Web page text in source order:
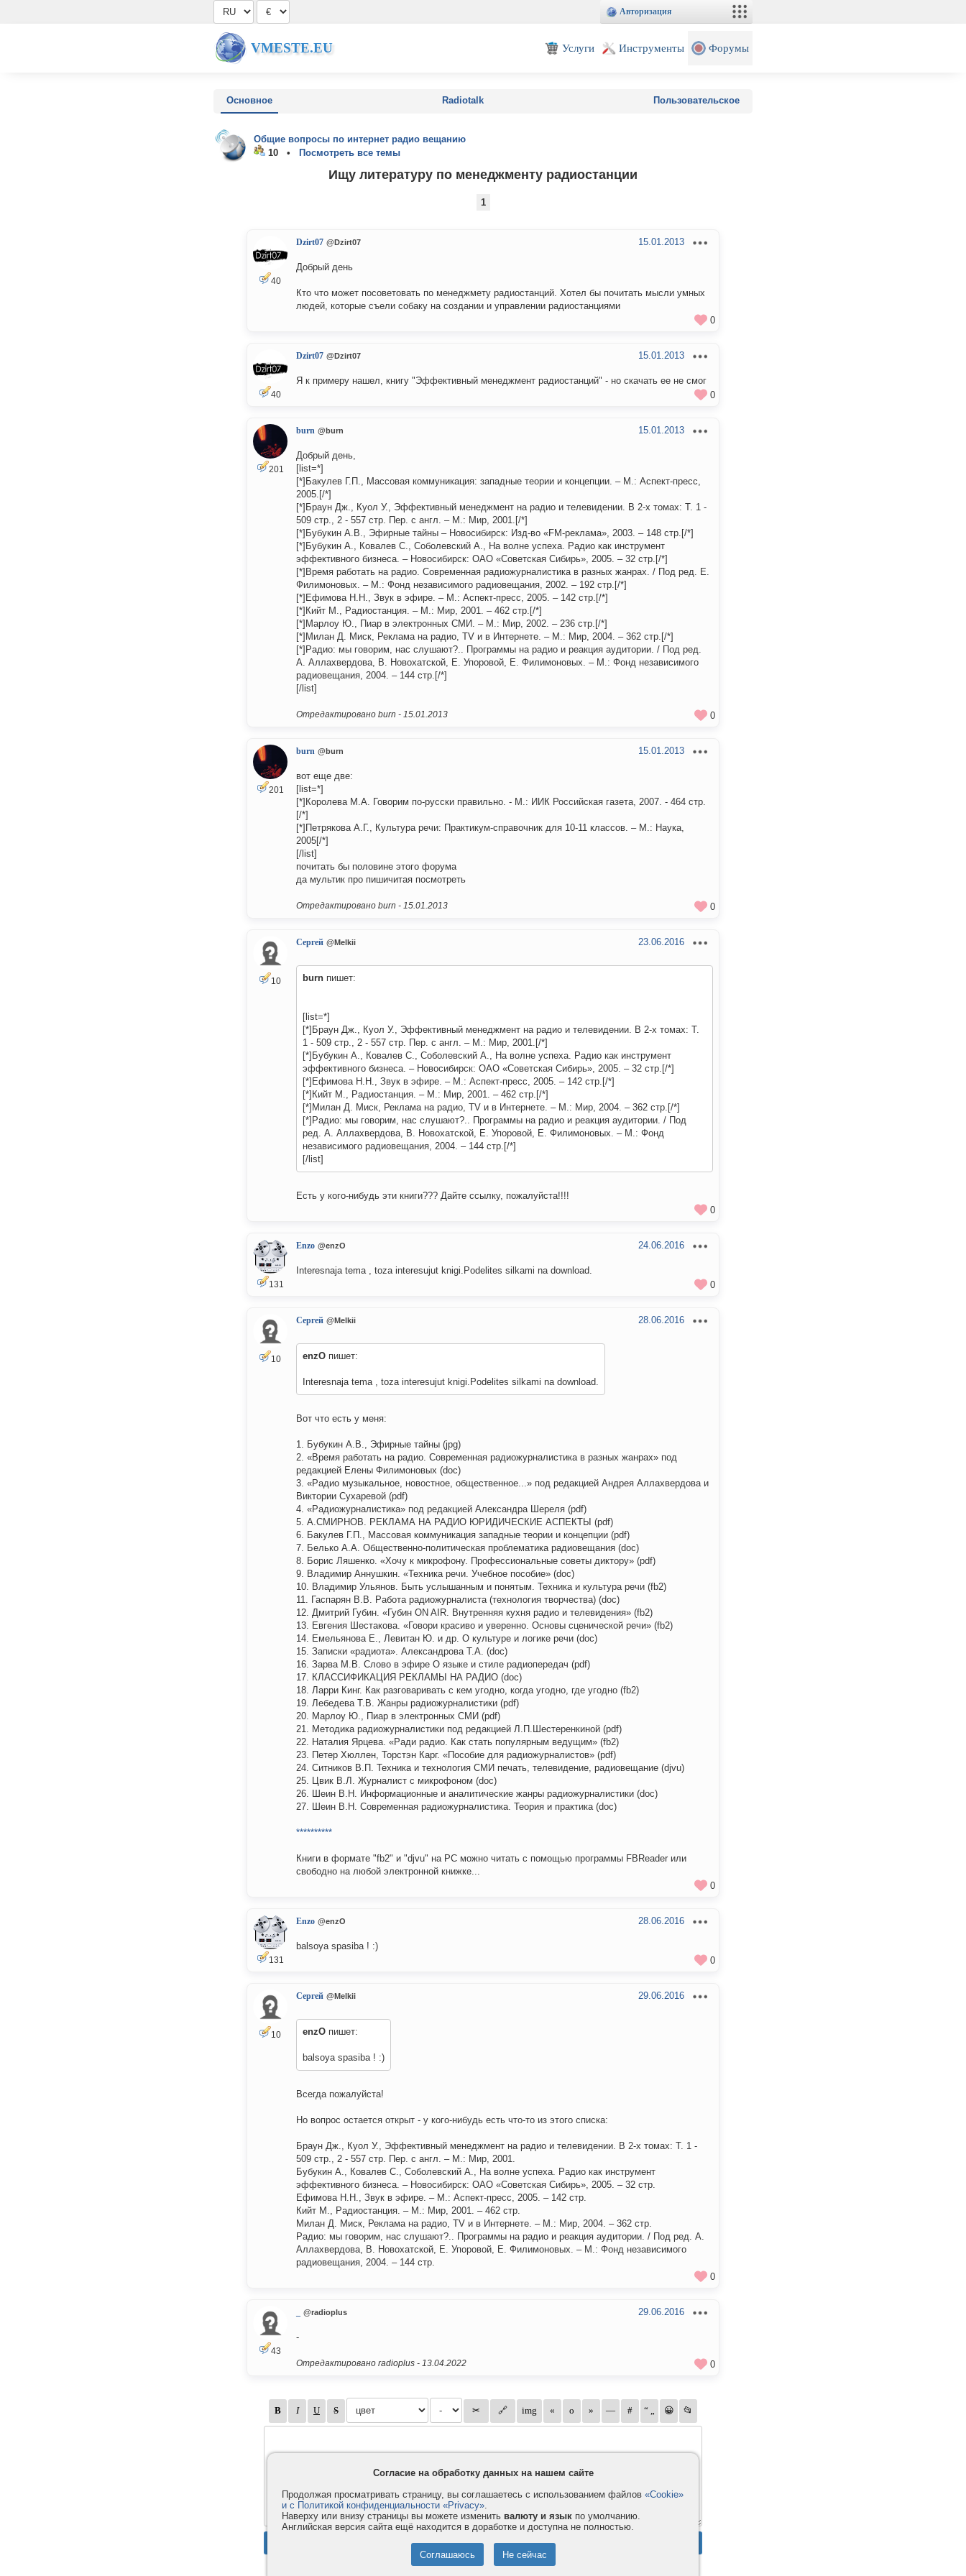
Авторизация
VMESTE.EU Услуги Инструменты Форумы
Основное Radiotalk Пользовательское
Общие вопросы по интернет радио вещанию
10 •
Посмотреть все темы
Ищу литературу по менеджменту радиостанции
1
40
Dzirt07 @Dzirt07 15.01.2013
Добрый день
Кто что может посоветовать по менеджмету радиостанций. Хотел бы почитать мысли умных
людей, которые съели собаку на создании и управлении радиостанциями
0
40
Dzirt07 @Dzirt07 15.01.2013
Я к примеру нашел, книгу "Эффективный менеджмент радиостанций" - но скачать ее не смог
0
201
burn @burn 15.01.2013
Добрый день,
[list=*]
[*]Бакулев Г.П., Массовая коммуникация: западные теории и концепции. – М.: Аспект-пресс,
2005.[/*]
[*]Браун Дж., Куол У., Эффективный менеджмент на радио и телевидении. В 2-х томах: Т. 1 -
509 стр., 2 - 557 стр. Пер. с англ. – М.: Мир, 2001.[/*]
[*]Бубукин А.В., Эфирные тайны – Новосибирск: Изд-во «FM-реклама», 2003. – 148 стр.[/*]
[*]Бубукин А., Ковалев С., Соболевский А., На волне успеха. Радио как инструмент
эффективного бизнеса. – Новосибирск: ОАО «Советская Сибирь», 2005. – 32 стр.[/*]
[*]Время работать на радио. Современная радиожурналистика в разных жанрах. / Под ред. Е.
Филимоновых. – М.: Фонд независимого радиовещания, 2002. – 192 стр.[/*]
[*]Ефимова Н.Н., Звук в эфире. – М.: Аспект-пресс, 2005. – 142 стр.[/*]
[*]Кийт М., Радиостанция. – М.: Мир, 2001. – 462 стр.[/*]
[*]Марлоу Ю., Пиар в электронных СМИ. – М.: Мир, 2002. – 236 стр.[/*]
[*]Милан Д. Миск, Реклама на радио, TV и в Интернете. – М.: Мир, 2004. – 362 стр.[/*]
[*]Радио: мы говорим, нас слушают?.. Программы на радио и реакция аудитории. / Под ред.
А. Аллахвердова, В. Новохатской, Е. Упоровой, Е. Филимоновых. – М.: Фонд независимого
радиовещания, 2004. – 144 стр.[/*]
[/list]
Отредактировано burn - 15.01.2013 0
201
burn @burn 15.01.2013
вот еще две:
[list=*]
[*]Королева М.А. Говорим по-русски правильно. - М.: ИИК Российская газета, 2007. - 464 стр.
[/*]
[*]Петрякова А.Г., Культура речи: Практикум-справочник для 10-11 классов. – М.: Наука,
2005[/*]
[/list]
почитать бы половине этого форума
да мультик про пишичитая посмотреть
Отредактировано burn - 15.01.2013 0
10
Сергей @Melkii 23.06.2016
burn пишет:
[list=*]
[*]Браун Дж., Куол У., Эффективный менеджмент на радио и телевидении. В 2-х томах: Т.
1 - 509 стр., 2 - 557 стр. Пер. с англ. – М.: Мир, 2001.[/*]
[*]Бубукин А., Ковалев С., Соболевский А., На волне успеха. Радио как инструмент
эффективного бизнеса. – Новосибирск: ОАО «Советская Сибирь», 2005. – 32 стр.[/*]
[*]Ефимова Н.Н., Звук в эфире. – М.: Аспект-пресс, 2005. – 142 стр.[/*]
[*]Кийт М., Радиостанция. – М.: Мир, 2001. – 462 стр.[/*]
[*]Милан Д. Миск, Реклама на радио, TV и в Интернете. – М.: Мир, 2004. – 362 стр.[/*]
[*]Радио: мы говорим, нас слушают?.. Программы на радио и реакция аудитории. / Под
ред. А. Аллахвердова, В. Новохатской, Е. Упоровой, Е. Филимоновых. – М.: Фонд
независимого радиовещания, 2004. – 144 стр.[/*]
[/list]
Есть у кого-нибудь эти книги??? Дайте ссылку, пожалуйста!!!!
0
131
Enzo @enzO 24.06.2016
Interesnaja tema , toza interesujut knigi.Podelites silkami na download.
0
10
Сергей @Melkii 28.06.2016
enzO пишет:
Interesnaja tema , toza interesujut knigi.Podelites silkami na download.
Вот что есть у меня:
1. Бубукин А.В., Эфирные тайны (jpg)
2. «Время работать на радио. Современная радиожурналистика в разных жанрах» под
редакцией Елены Филимоновых (doc)
3. «Радио музыкальное, новостное, общественное...» под редакцией Андрея Аллахвердова и
Виктории Сухаревой (pdf)
4. «Радиожурналистика» под редакцией Александра Шереля (pdf)
5. А.СМИРНОВ. РЕКЛАМА НА РАДИО ЮРИДИЧЕСКИЕ АСПЕКТЫ (pdf)
6. Бакулев Г.П., Массовая коммуникация западные теории и концепции (pdf)
7. Белько А.А. Общественно-политическая проблематика радиовещания (doc)
8. Борис Ляшенко. «Хочу к микрофону. Профессиональные советы диктору» (pdf)
9. Владимир Аннушкин. «Техника речи. Учебное пособие» (doc)
10. Владимир Ульянов. Быть услышанным и понятым. Техника и культура речи (fb2)
11. Гаспарян В.В. Работа радиожурналиста (технология творчества) (doc)
12. Дмитрий Губин. «Губин ON AIR. Внутренняя кухня радио и телевидения» (fb2)
13. Евгения Шестакова. «Говори красиво и уверенно. Основы сценической речи» (fb2)
14. Емельянова Е., Левитан Ю. и др. О культуре и логике речи (doc)
15. Записки «радиота». Александрова Т.А. (doc)
16. Зарва М.В. Слово в эфире О языке и стиле радиопередач (pdf)
17. КЛАССИФИКАЦИЯ РЕКЛАМЫ НА РАДИО (doc)
18. Ларри Кинг. Как разговаривать с кем угодно, когда угодно, где угодно (fb2)
19. Лебедева Т.В. Жанры радиожурналистики (pdf)
20. Марлоу Ю., Пиар в электронных СМИ (pdf)
21. Методика радиожурналистики под редакцией Л.П.Шестеренкиной (pdf)
22. Наталия Ярцева. «Ради радио. Как стать популярным ведущим» (fb2)
23. Петер Хюллен, Торстэн Карг. «Пособие для радиожурналистов» (pdf)
24. Ситников В.П. Техника и технология СМИ печать, телевидение, радиовещание (djvu)
25. Цвик В.Л. Журналист с микрофоном (doc)
26. Шеин В.Н. Информационные и аналитические жанры радиожурналистики (doc)
27. Шеин В.Н. Современная радиожурналистика. Теория и практика (doc)
**********
Книги в формате "fb2" и "djvu" на РС можно читать с помощью программы FBReader или
свободно на любой электронной книжке...
0
131
Enzo @enzO 28.06.2016
balsoya spasiba ! :)
0
10
Сергей @Melkii 29.06.2016
enzO пишет:
balsoya spasiba ! :)
Всегда пожалуйста!
Но вопрос остается открыт - у кого-нибудь есть что-то из этого списка:
Браун Дж., Куол У., Эффективный менеджмент на радио и телевидении. В 2-х томах: Т. 1 -
509 стр., 2 - 557 стр. Пер. с англ. – М.: Мир, 2001.
Бубукин А., Ковалев С., Соболевский А., На волне успеха. Радио как инструмент
эффективного бизнеса. – Новосибирск: ОАО «Советская Сибирь», 2005. – 32 стр.
Ефимова Н.Н., Звук в эфире. – М.: Аспект-пресс, 2005. – 142 стр.
Кийт М., Радиостанция. – М.: Мир, 2001. – 462 стр.
Милан Д. Миск, Реклама на радио, TV и в Интернете. – М.: Мир, 2004. – 362 стр.
Радио: мы говорим, нас слушают?.. Программы на радио и реакция аудитории. / Под ред. А.
Аллахвердова, В. Новохатской, Е. Упоровой, Е. Филимоновых. – М.: Фонд независимого
радиовещания, 2004. – 144 стр.
0
43
@radioplus 29.06.2016
-
Отредактировано radioplus - 13.04.2022 0
Согласие на обработку данных на нашем сайте
Продолжая просматривать страницу, вы соглашаетесь с использованием файлов «Cookie»
и с Политикой конфиденциальности «Privacy».
Наверху или внизу страницы вы можете изменить валюту и язык по умолчанию.
Английская версия сайта ещё находится в доработке и доступна не полностью.